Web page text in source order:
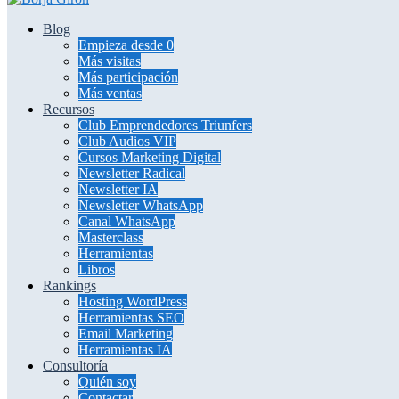
Blog
Empieza desde 0
Más visitas
Más participación
Más ventas
Recursos
Club Emprendedores Triunfers
Club Audios VIP
Cursos Marketing Digital
Newsletter Radical
Newsletter IA
Newsletter WhatsApp
Canal WhatsApp
Masterclass
Herramientas
Libros
Rankings
Hosting WordPress
Herramientas SEO
Email Marketing
Herramientas IA
Consultoría
Quién soy